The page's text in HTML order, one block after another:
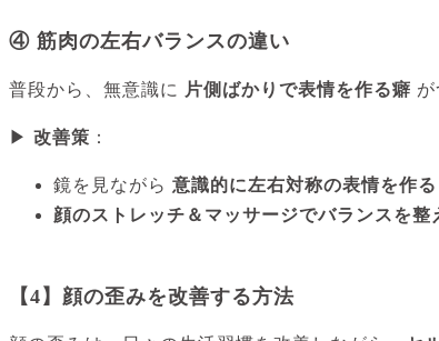
④ 筋肉の左右バランスの違い
普段から、無意識に 片側ばかりで表情を作る癖
▶ 改善策 ：
鏡を見ながら 意識的に左右対称の表情を作る
顔のストレッチ＆マッサージでバランスを整
【4】顔の歪みを改善する方法